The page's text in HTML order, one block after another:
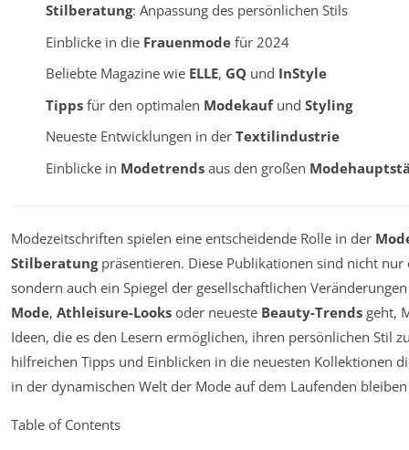
Stilberatung: Anpassung des persönlichen Stils
Einblicke in die Frauenmodefür 2024
Beliebte Magazine wie ELLE, GQ und InStyle
Tippsfür den optimalen Modekaufund Styling
Neueste Entwicklungen in der Textilindustrie
Einblicke in Modetrendsaus den großen
Modezeitschriften spielen eine entscheidende Rolle in der
Stilberatungpräsentieren. Diese Publikationen sind nicht
sondern auch ein Spiegel der gesellschaftlichen
Mode, Athleisure-Looks oder neueste Beauty-Trends geht,
Ideen, die es den Lesern ermöglichen, ihren persönlichen Stil
hilfreichen Tipps und Einblicken in die neuesten Kollektionen
in der dynamischen Welt der Mode auf dem Laufenden
Table of Contents